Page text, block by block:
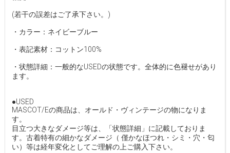
(若干の誤差はご了承下さい。)
・カラー：ネイビーブルー
・表記素材：コットン100%
・状態詳細：一般的なUSEDの状態です。全体的に色褪せがあり
ます。
●USED
MASCOT/Eの商品は、オールド・ヴィンテージの物になりま
す。
目立つ大きなダメージ等は、「状態詳細」に記載しておりま
す。古着特有の細かなダメージ（ 僅かなほつれ・シミ・穴・匂
い）等は経年変化としてご理解の上ご購入下さい。